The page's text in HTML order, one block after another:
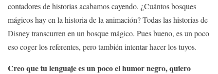
contadores de historias acabamos cayendo. ¿Cuántos bosques
mágicos hay en la historia de la animación? Todas las historias de
Disney transcurren en un bosque mágico. Pues bueno, es un poco
eso coger los referentes, pero también intentar hacer los tuyos.
Creo que tu lenguaje es un poco el humor negro, quiero